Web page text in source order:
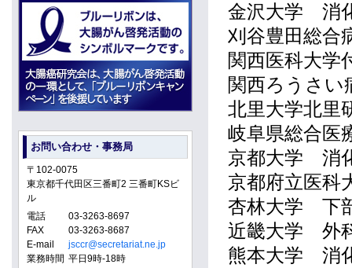
金沢大学 消
刈谷豊田総
関西医科大
関西ろうさ
北里大学北里
岐阜県総合
京都大学 消
京都府立医
杏林大学 下
近畿大学 外
熊本大学 消
お問い合わせ・事務局
〒102-0075
東京都千代田区三番町2 三番町KSビ
ル
電話
03-3263-8697
FAX
03-3263-8687
E-mail
jsccr@secretariat.ne.jp
業務時間 平日9時-18時